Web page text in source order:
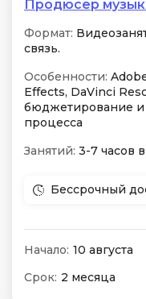
Продюсер
Формат:
связь.
Особенности:
Effects, DaVinci
бюджетирование и
процесса
Занятий: 3-7 часов
Бессрочный
Начало: 10 августа
Срок: 2 месяца